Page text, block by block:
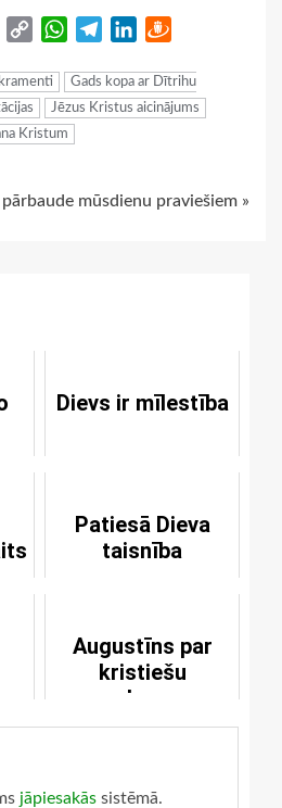
Email
Copy
WhatsApp
TelegramLinkedIn
Gads kopa ar Dītrihu
Jēzus Kristus aicinājums
Kristum
mūsdienu praviešiem »
Dievs ir mīlestība
Patiesā Dieva
taisnība
Augustīns par
kristiešu
redzamo
vienotību
jāpiesakās sistēmā.